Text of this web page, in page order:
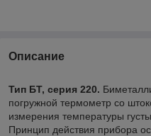
Описание
Тип БТ, серия 220.
погружной термометр со
измерения температуры
Принцип действия прибора